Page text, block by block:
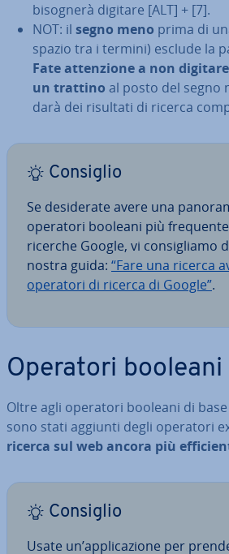
bisognerà digitare [ALT] + [7].
NOT: il segno meno prima di
spazio tra i termini) esclude la
Fate at­ten­zio­ne a non
un trattino al posto del segno
darà dei risultati di ricerca
Consiglio
Se de­si­de­ra­te avere una
operatori booleani più
ricerche Google, vi con­si­glia­mo
nostra guida: “Fare una ricerca
operatori di ricerca di Google”.
Operatori booleani
Oltre agli operatori booleani di
sono stati aggiunti degli operatori
ricerca sul web ancora più
Consiglio
Usate un’ap­pli­ca­zio­ne per